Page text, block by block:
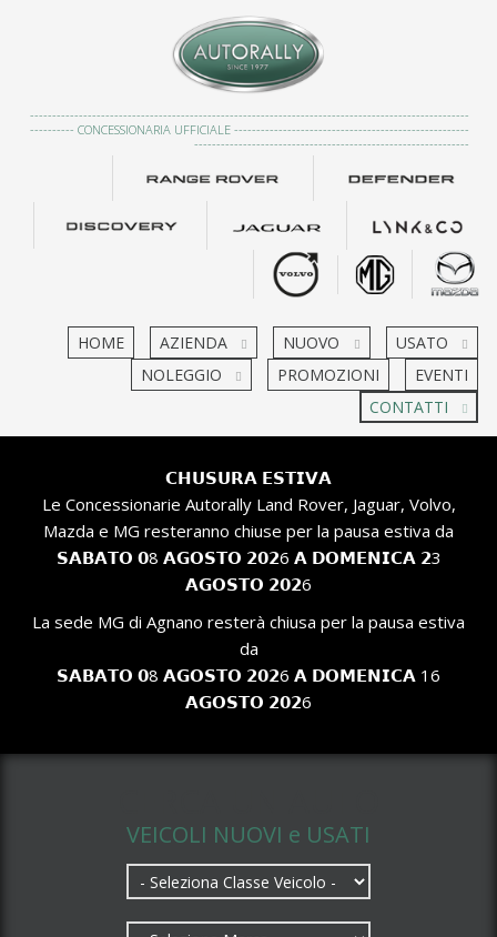
---------------------------------------------------------------------------------------------------
---------- CONCESSIONARIA UFFICIALE -----------------------------------------------------
--------------------------------------------------------------
HOME AZIENDA NUOVO
USATO
NOLEGGIO
PROMOZIONI
EVENTI
CONTATTI
𝗖𝗛𝗨𝗦𝗨𝗥𝗔 𝗘𝗦𝗧𝗜𝗩𝗔
Le Concessionarie Autorally Land Rover, Jaguar, Volvo,
Mazda e MG resteranno chiuse per la pausa estiva da
𝗦𝗔𝗕𝗔𝗧𝗢 𝟬8 𝗔𝗚𝗢𝗦𝗧𝗢 𝟮𝟬𝟮6 𝗔 𝗗𝗢𝗠𝗘𝗡𝗜𝗖𝗔 𝟮3
𝗔𝗚𝗢𝗦𝗧𝗢 𝟮𝟬𝟮6
La sede MG di Agnano resterà chiusa per la pausa estiva
da
𝗦𝗔𝗕𝗔𝗧𝗢 𝟬8 𝗔𝗚𝗢𝗦𝗧𝗢 𝟮𝟬𝟮6 𝗔 𝗗𝗢𝗠𝗘𝗡𝗜𝗖𝗔 16
𝗔𝗚𝗢𝗦𝗧𝗢 𝟮𝟬𝟮6
VEICOLI NUOVI e USATI